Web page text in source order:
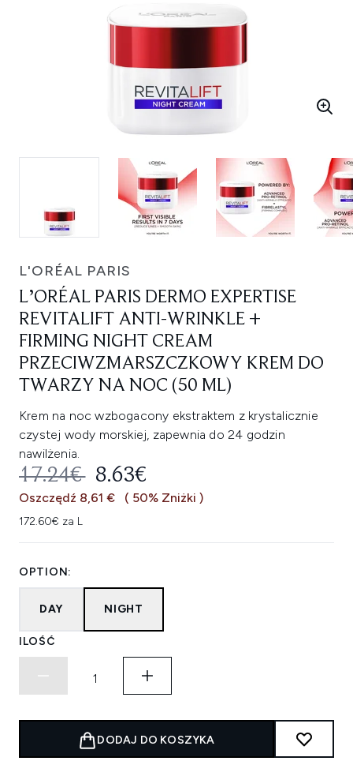
L'ORÉAL PARIS
L’ORÉAL PARIS DERMO EXPERTISE
REVITALIFT ANTI-WRINKLE +
FIRMING NIGHT CREAM
PRZECIWZMARSZCZKOWY KREM DO
TWARZY NA NOC (50 ML)
Krem na noc wzbogacony ekstraktem z krystalicznie
czystej wody morskiej, zapewnia do 24 godzin
nawilżenia.
SUGEROWANA CENA
17.24€ AKTUALNA CENA:
8.63€
Oszczędź 8,61 € ( 50% Zniżki )
172.60€ za L
OPTION:
DAY NIGHT
ILOŚĆ
DODAJ DO KOSZYKA